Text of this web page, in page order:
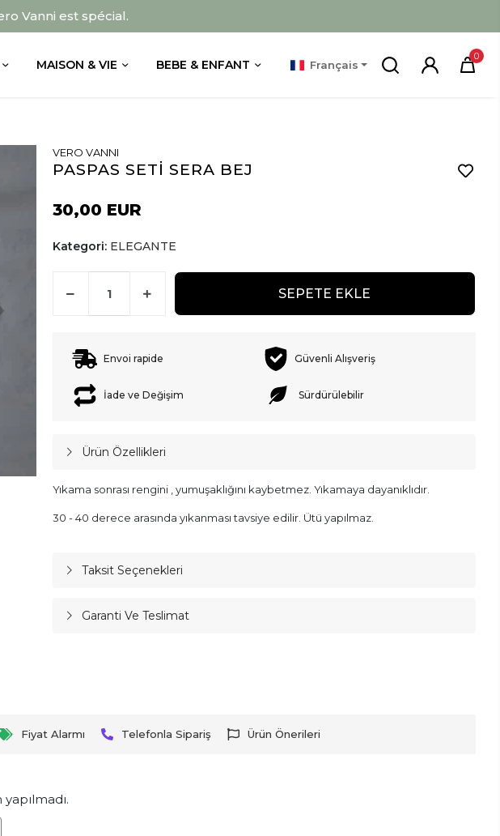
Vanni est spécial.
MAISON & VIE BEBE & ENFANT Français
0
VERO VANNI
PASPAS SETİ SERA BEJ
30,00 EUR
Kategori: ELEGANTE
SEPETE EKLE
Envoi rapide Güvenli Alışveriş
İade ve Değişim Sürdürülebilir
Ürün Özellikleri
Yıkama sonrası rengini , yumuşaklığını kaybetmez. Yıkamaya dayanıklıdır.
30 - 40 derece arasında yıkanması tavsiye edilir. Ütü yapılmaz.
Taksit Seçenekleri
Garanti Ve Teslimat
Fiyat Alarmı Telefonla Sipariş Ürün Önerileri